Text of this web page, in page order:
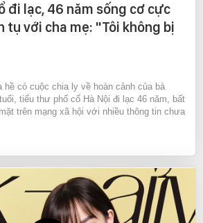
đi lạc, 46 năm sống cơ cực
tụ với cha mẹ: "Tôi không bị
hề có cuộc chia ly về hoàn cảnh của bà
tiểu thư phố cổ Hà Nội đi lạc 46 năm, bất
trên mạng xã hội với nhiều thông tin chưa